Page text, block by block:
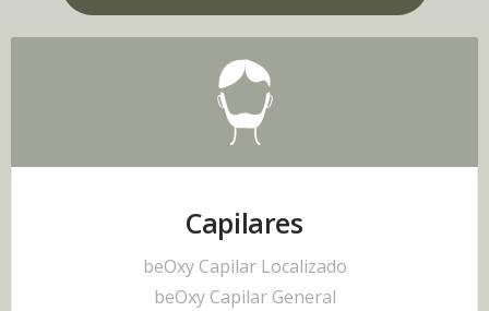
Capilares
beOxy Capilar Localizado
beOxy Capilar General